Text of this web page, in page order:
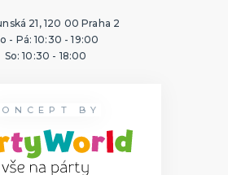
21, 120 00 Praha 2
- Pá: 10:30 - 19:00
So: 10:30 - 18:00
BY